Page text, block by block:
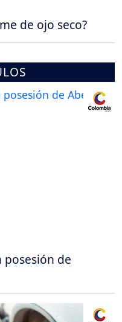
de ojo seco?
posesión de